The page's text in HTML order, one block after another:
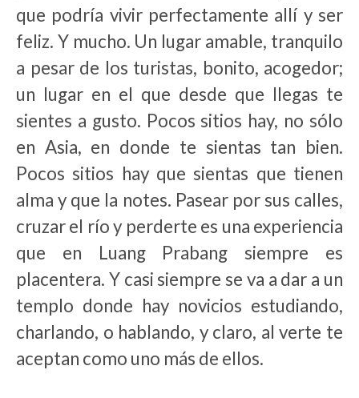
que podría vivir perfectamente allí y ser
feliz. Y mucho. Un lugar amable, tranquilo
a pesar de los turistas, bonito, acogedor;
un lugar en el que desde que llegas te
sientes a gusto. Pocos sitios hay, no sólo
en Asia, en donde te sientas tan bien.
Pocos sitios hay que sientas que tienen
alma y que la notes. Pasear por sus calles,
cruzar el río y perderte es una experiencia
que en Luang Prabang siempre es
placentera. Y casi siempre se va a dar a un
templo donde hay novicios estudiando,
charlando, o hablando, y claro, al verte te
aceptan como uno más de ellos.